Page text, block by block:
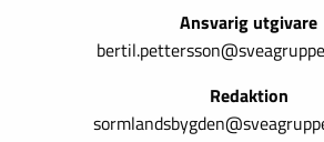
Ansvarig utgivare
Redaktion